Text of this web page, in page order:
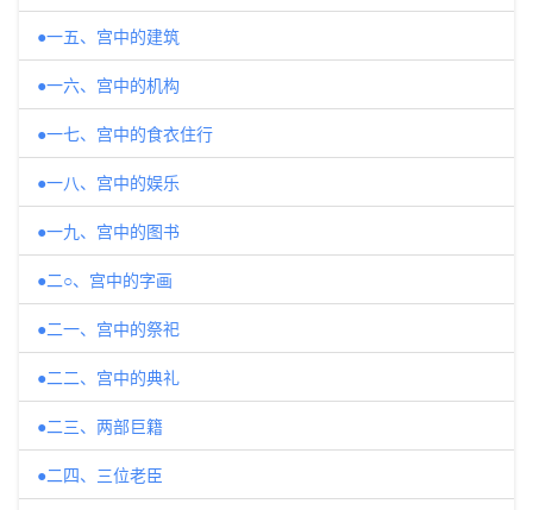
●一五、宫中的建筑
●一六、宫中的机构
●一七、宫中的食衣住行
●一八、宫中的娱乐
●一九、宫中的图书
●二○、宫中的字画
●二一、宫中的祭祀
●二二、宫中的典礼
●二三、两部巨籍
●二四、三位老臣